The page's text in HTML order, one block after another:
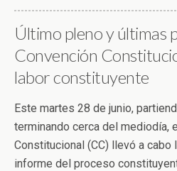
Último pleno y últimas
Convención
labor constituyente
Este martes 28 de junio,
terminando cerca del mediodía,
Constitucional (CC) llevó a cabo
informe del proceso